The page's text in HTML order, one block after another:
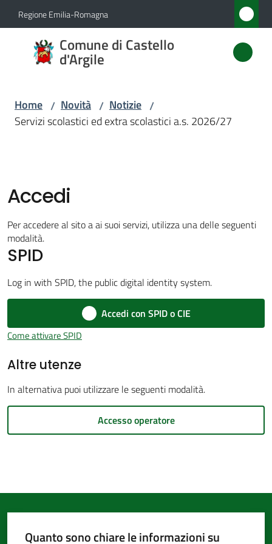
Vai al contenuto
Vai alla navigazione
Vai al footer
Regione Emilia-Romagna
Comune di Castello
d'Argile
Comune
di
Menu selezionato
Servizi
Menu selezionato
Vivere
d'Argile
Amministrazione
Trasparente
gli
Home / Novità / Notizie /
Servizi scolastici ed extra scolastici a.s. 2026/27
Accedi
Per accedere al sito a ai suoi servizi, utilizza una delle seguenti
modalità.
SPID
Log in with SPID, the public digital identity system.
Accedi con SPID o CIE
Come attivare SPID
Altre utenze
In alternativa puoi utilizzare le seguenti modalità.
Accesso operatore
Quanto sono chiare le informazioni su